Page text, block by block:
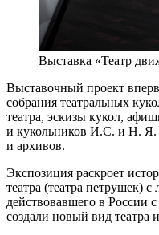
Выставка «Театр
Выставочный проект
собрания театральных
театра, эскизы кукол,
и кукольников И.С. и Н. Я.
и архивов.
Экспозиция раскроет
театра (театра петрушек)
действовавшего в России
создали новый вид театра